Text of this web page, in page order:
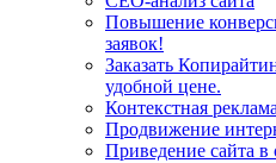
Повышение
заявок!
Заказать
удобной цене.
Контекстная реклама
Продвижение
Приведение сайта в